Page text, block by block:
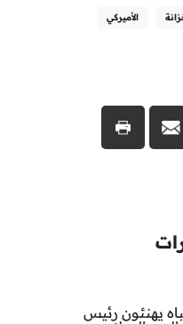
الأميركي
يهنئون رئيس